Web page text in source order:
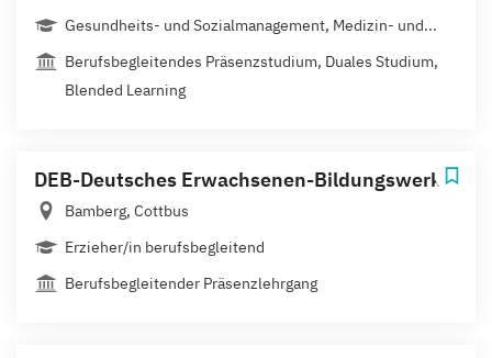
Gesundheits- und Sozialmanagement, Medizin- und...
Berufsbegleitendes Präsenzstudium, Duales Studium,
Blended Learning
DEB-Deutsches Erwachsenen-Bildungswerk
Bamberg, Cottbus
Erzieher/in berufsbegleitend
Berufsbegleitender Präsenzlehrgang